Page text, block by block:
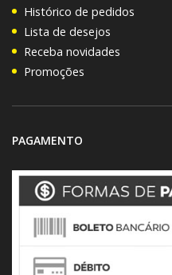
Histórico de pedidos
Lista de desejos
Receba novidades
Promoções
PAGAMENTO